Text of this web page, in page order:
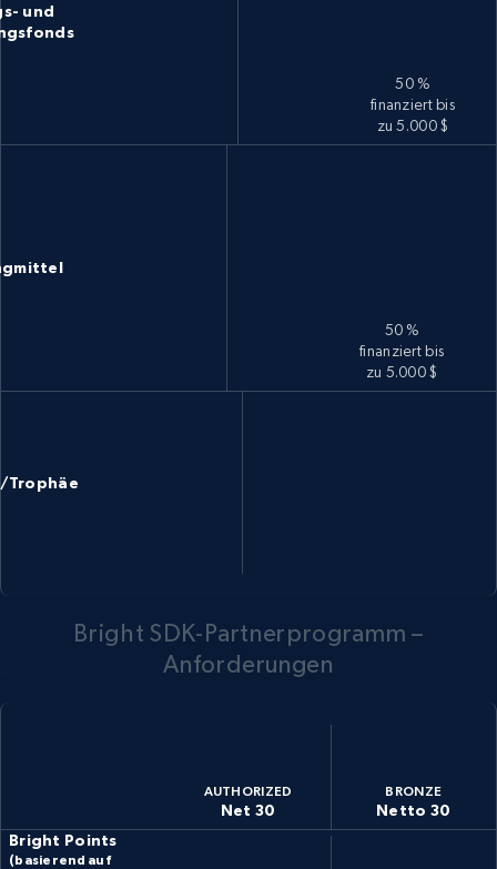
und
50 %
finanziert bis
zu 5.000 $
50 %
finanziert bis
zu 5.000 $
Trophäe
Bright SDK-Partnerprogramm –
Anforderungen
AUTHORIZED
Net 30
BRONZE
Netto 30
Bright Points
(basierend auf